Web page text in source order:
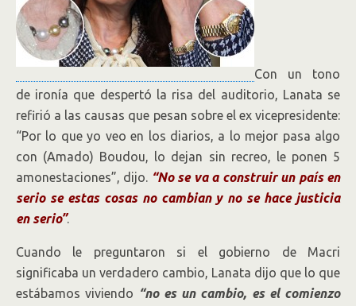
Con un tono
de ironía que despertó la risa del auditorio, Lanata se
refirió a las causas que pesan sobre el ex vicepresidente:
“Por lo que yo veo en los diarios, a lo mejor pasa algo
con (Amado) Boudou, lo dejan sin recreo, le ponen 5
amonestaciones”, dijo. “No se va a construir un país en
serio se estas cosas no cambian y no se hace justicia
en serio”.
Cuando le preguntaron si el gobierno de Macri
significaba un verdadero cambio, Lanata dijo que lo que
estábamos viviendo “no es un cambio, es el comienzo